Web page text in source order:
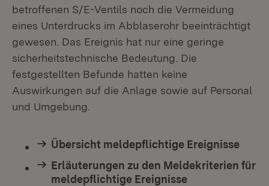
betroffenen S/E-Ventils noch die Vermeidung
eines Unterdrucks im Abblaserohr beeinträchtigt
gewesen. Das Ereignis hat nur eine geringe
sicherheitstechnische Bedeutung. Die
festgestellten Befunde hatten keine
Auswirkungen auf die Anlage sowie auf Personal
und Umgebung.
Übersicht meldepflichtige Ereignisse
Erläuterungen zu den Meldekriterien für
meldepflichtige Ereignisse